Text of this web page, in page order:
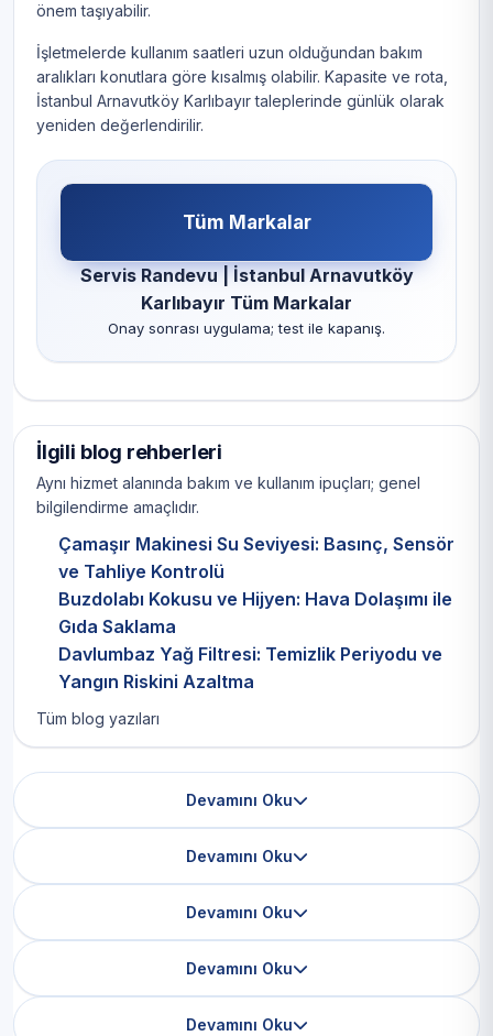
önem taşıyabilir.
İşletmelerde kullanım saatleri uzun olduğundan bakım
aralıkları konutlara göre kısalmış olabilir. Kapasite ve rota,
İstanbul Arnavutköy Karlıbayır taleplerinde günlük olarak
yeniden değerlendirilir.
Tüm Markalar
Servis Randevu | İstanbul Arnavutköy
Karlıbayır Tüm Markalar
Onay sonrası uygulama; test ile kapanış.
İlgili blog rehberleri
Aynı hizmet alanında bakım ve kullanım ipuçları; genel
bilgilendirme amaçlıdır.
Çamaşır Makinesi Su Seviyesi: Basınç, Sensör
ve Tahliye Kontrolü
Buzdolabı Kokusu ve Hijyen: Hava Dolaşımı ile
Gıda Saklama
Davlumbaz Yağ Filtresi: Temizlik Periyodu ve
Yangın Riskini Azaltma
Tüm blog yazıları
Devamını Oku
Devamını Oku
Devamını Oku
Devamını Oku
Devamını Oku